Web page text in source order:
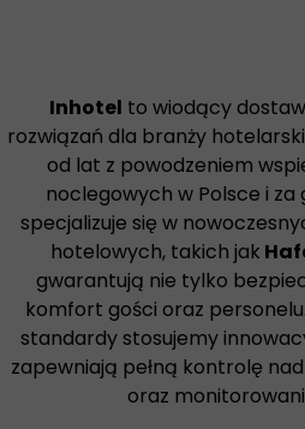
Inhotel to wiodący
rozwiązań dla branży
od lat z powodzeniem
noclegowych w Polsce i za
specjalizuje się w
hotelowych, takich jak
gwarantują nie tylko
komfort gości oraz
standardy stosujemy
zapewniają pełną kontrolę
oraz